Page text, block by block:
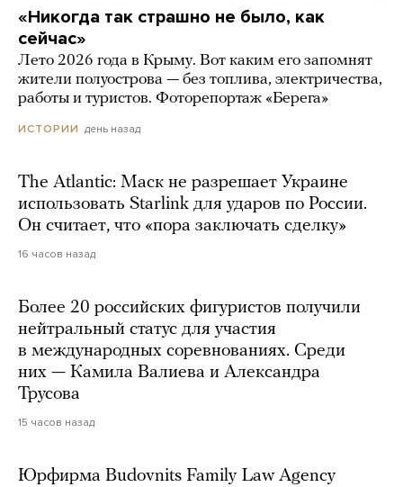
«Никогда так страшно не было, как
сейчас»
Лето 2026 года в Крыму. Вот каким его запомнят
жители полуострова — без топлива, электричества,
работы и туристов. Фоторепортаж «Берега»
ИСТОРИИ день назад
The Atlantic: Маск не разрешает Украине
использовать Starlink для ударов по России.
Он считает, что «пора заключать сделку»
16 часов назад
Более 20 российских фигуристов получили
нейтральный статус для участия
в международных соревнованиях. Среди
них — Камила Валиева и Александра
Трусова
15 часов назад
Юрфирма Budovnits Family Law Agency